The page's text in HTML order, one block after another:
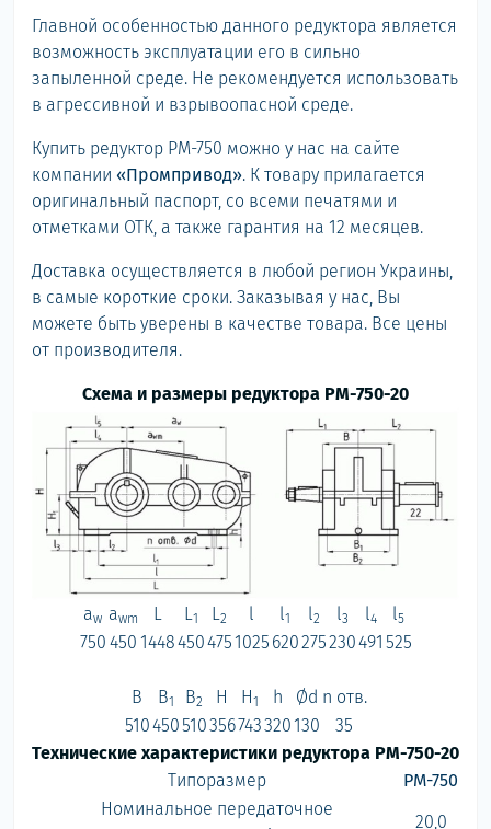
Главной особенностью данного редуктора является
возможность эксплуатации его в сильно
запыленной среде. Не рекомендуется использовать
в агрессивной и взрывоопасной среде.
Купить редуктор РМ-750 можно у нас на сайте
компании «Промпривод». К товару прилагается
оригинальный паспорт, со всеми печатями и
отметками ОТК, а также гарантия на 12 месяцев.
Доставка осуществляется в любой регион Украины,
в самые короткие сроки. Заказывая у нас, Вы
можете быть уверены в качестве товара. Все цены
от производителя.
Схема и размеры редуктора РМ-750-20
aw awm L L 1 L 2 l l1 l2 l3 l4 l5
750 450 14484504751025 620275230491 525
B B1 B2 H H1 h Ød n отв.
510450510356743320130
35
Технические характеристики редуктора РМ-750-20
Типоразмер
РМ-750
Номинальное передаточное
20,0